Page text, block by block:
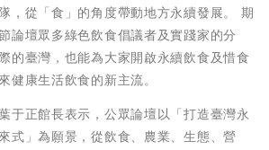
，從「食」的角度帶動地方永續發展。 期
論壇眾多綠色飲食倡議者及實踐家的分
的臺灣，也能為大家開啟永續飲食及惜食
健康生活飲食的新主流。
于正館長表示，公眾論壇以「打造臺灣永
式」為願景，從飲食、農業、生態、營